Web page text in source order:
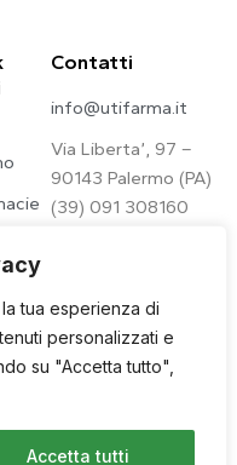
tua esperienza di
personalizzati e
su "Accetta tutto",
Accetta tutti
Contatti
info@utifarma.it
Via Liberta’, 97 –
90143 Palermo (PA)
(39) 091 308160
Qwince